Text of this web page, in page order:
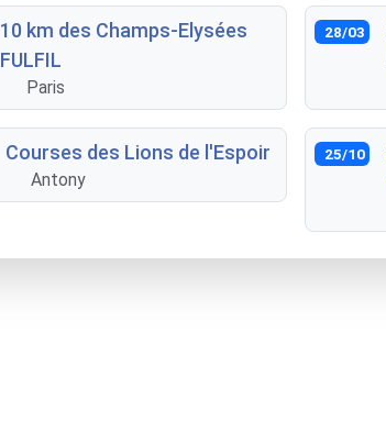
10 km des Champs-Elysées
FULFIL
Paris
28/03
Courses des Lions de l'Espoir
Antony
25/10